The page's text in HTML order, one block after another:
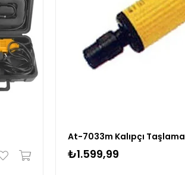
At-7033m Kalıpçı Taşlama
₺1.599,99